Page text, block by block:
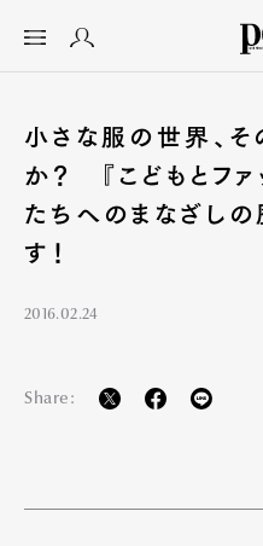
小さな服の世界、
か？ 『こどもとフ
たちへのまなざし
す！
2016.02.24
Share: